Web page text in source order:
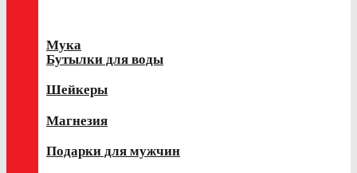
Мука
Бутылки для воды
Шейкеры
Магнезия
Подарки для мужчин